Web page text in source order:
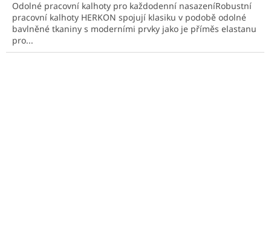
Odolné pracovní kalhoty pro každodenní nasazeníRobustní
pracovní kalhoty HERKON spojují klasiku v podobě odolné
bavlněné tkaniny s moderními prvky jako je příměs elastanu
pro...